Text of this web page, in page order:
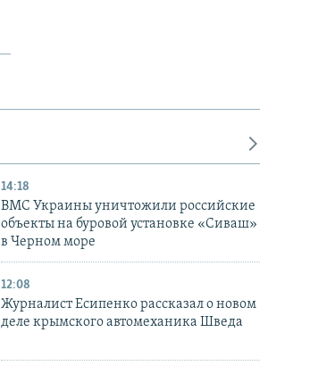
14:18
ВМС Украины уничтожили российские
объекты на буровой установке «Сиваш»
в Черном море
12:08
Журналист Есипенко рассказал о новом
деле крымского автомеханика Шведа